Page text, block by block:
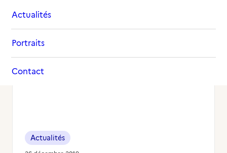
Actualités
Portraits
Contact
Actualités